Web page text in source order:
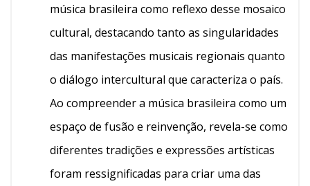
música brasileira como reflexo desse mosaico
cultural, destacando tanto as singularidades
das manifestações musicais regionais quanto
o diálogo intercultural que caracteriza o país.
Ao compreender a música brasileira como um
espaço de fusão e reinvenção, revela-se como
diferentes tradições e expressões artísticas
foram ressignificadas para criar uma das